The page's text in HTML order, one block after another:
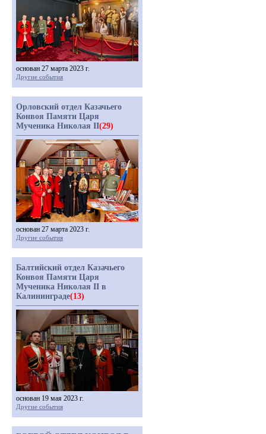
основан 27 марта 2023 г.
Другие события
Орловский отдел Казачьего
Конвоя Памяти Царя
Мученика Николая II(29)
основан 27 марта 2023 г.
Другие события
Балтийский отдел Казачьего
Конвоя Памяти Царя
Мученика Николая II в
Калининграде(13)
основан 19 мая 2023 г.
Другие события